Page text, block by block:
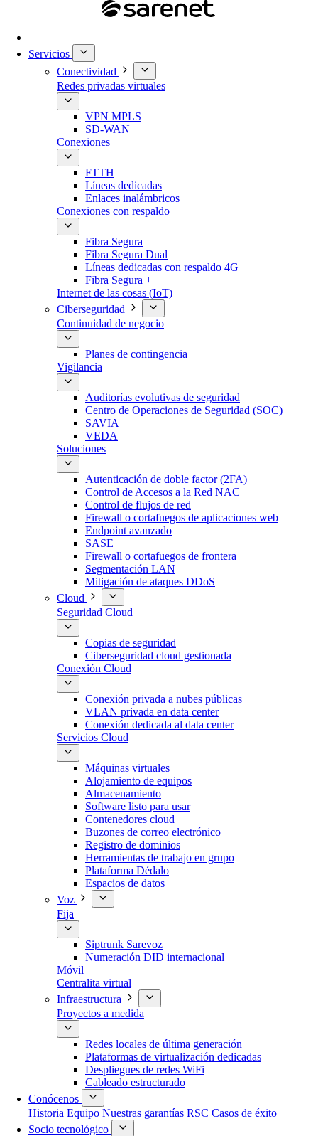
Servicios
Conectividad
Redes privadas virtuales
VPN MPLS
SD-WAN
Conexiones
FTTH
Líneas dedicadas
Enlaces inalámbricos
Conexiones con respaldo
Fibra Segura
Fibra Segura Dual
Líneas dedicadas con respaldo 4G
Fibra Segura +
Internet de las cosas (IoT)
Ciberseguridad
Continuidad de negocio
Planes de contingencia
Vigilancia
Auditorías evolutivas de seguridad
Centro de Operaciones de Seguridad (SOC)
SAVIA
VEDA
Soluciones
Autenticación de doble factor (2FA)
Control de Accesos a la Red NAC
Control de flujos de red
Firewall o cortafuegos de aplicaciones web
Endpoint avanzado
SASE
Firewall o cortafuegos de frontera
Segmentación LAN
Mitigación de ataques DDoS
Cloud
Seguridad Cloud
Copias de seguridad
Ciberseguridad cloud gestionada
Conexión Cloud
Conexión privada a nubes públicas
VLAN privada en data center
Conexión dedicada al data center
Servicios Cloud
Máquinas virtuales
Alojamiento de equipos
Almacenamiento
Software listo para usar
Contenedores cloud
Buzones de correo electrónico
Registro de dominios
Herramientas de trabajo en grupo
Plataforma Dédalo
Espacios de datos
Voz
Fija
Siptrunk Sarevoz
Numeración DID internacional
Móvil
Centralita virtual
Infraestructura
Proyectos a medida
Redes locales de última generación
Plataformas de virtualización dedicadas
Despliegues de redes WiFi
Cableado estructurado
Conócenos
Historia Equipo Nuestras garantías RSC Casos de éxito
Socio tecnológico